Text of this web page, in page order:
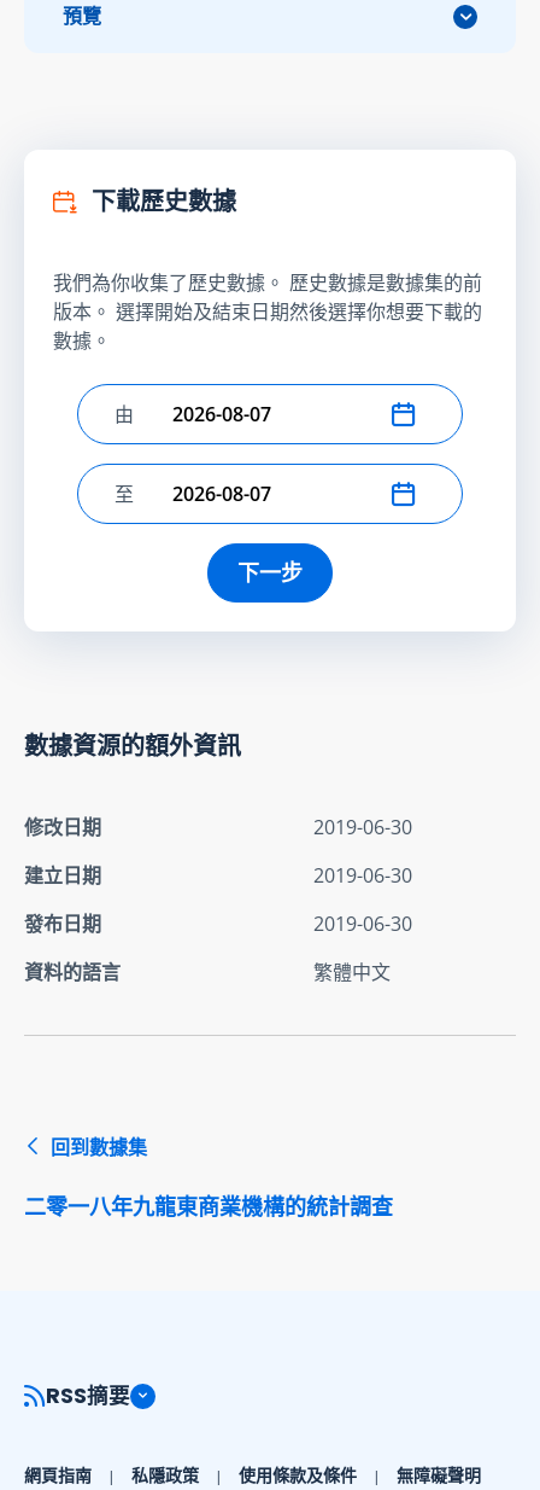
預覽
下載歷史數據
我們為你收集了歷史數據。 歷史數據是數據集的前
版本。 選擇開始及結束日期然後選擇你想要下載的
數據。
選擇開始日期
由
選擇結束日期
至
下一步
數據資源的額外資訊
修改日期
2019-06-30
建立日期
2019-06-30
發布日期
2019-06-30
資料的語言
繁體中文
回到數據集
二零一八年九龍東商業機構的統計調查
RSS摘要
網頁指南 私隱政策 使用條款及條件 無障礙聲明